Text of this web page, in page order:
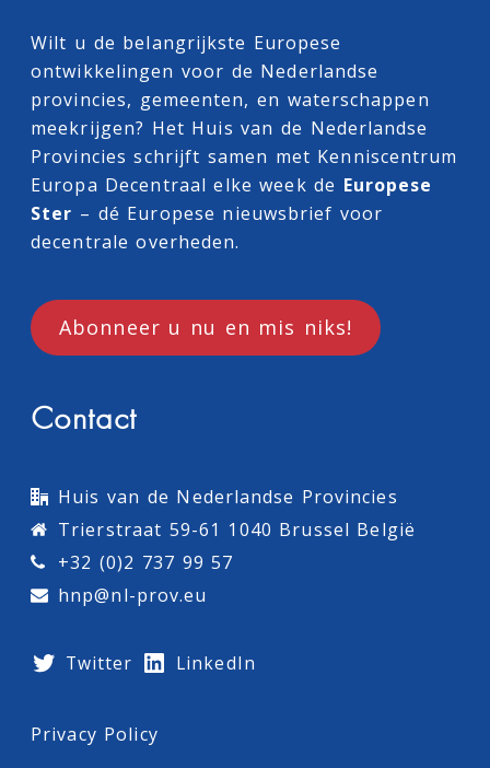
Wilt u de belangrijkste Europese
ontwikkelingen voor de Nederlandse
provincies, gemeenten, en waterschappen
meekrijgen? Het Huis van de Nederlandse
Provincies schrijft samen met Kenniscentrum
Europa Decentraal elke week de Europese
Ster – dé Europese nieuwsbrief voor
decentrale overheden.
Abonneer u nu en mis niks!
Contact
Huis van de Nederlandse Provincies
Trierstraat 59-61 1040 Brussel België
+32 (0)2 737 99 57
hnp@nl-prov.eu
Twitter LinkedIn
Privacy Policy